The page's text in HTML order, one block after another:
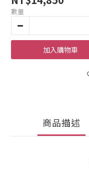
數量
加入購物車
商品描述